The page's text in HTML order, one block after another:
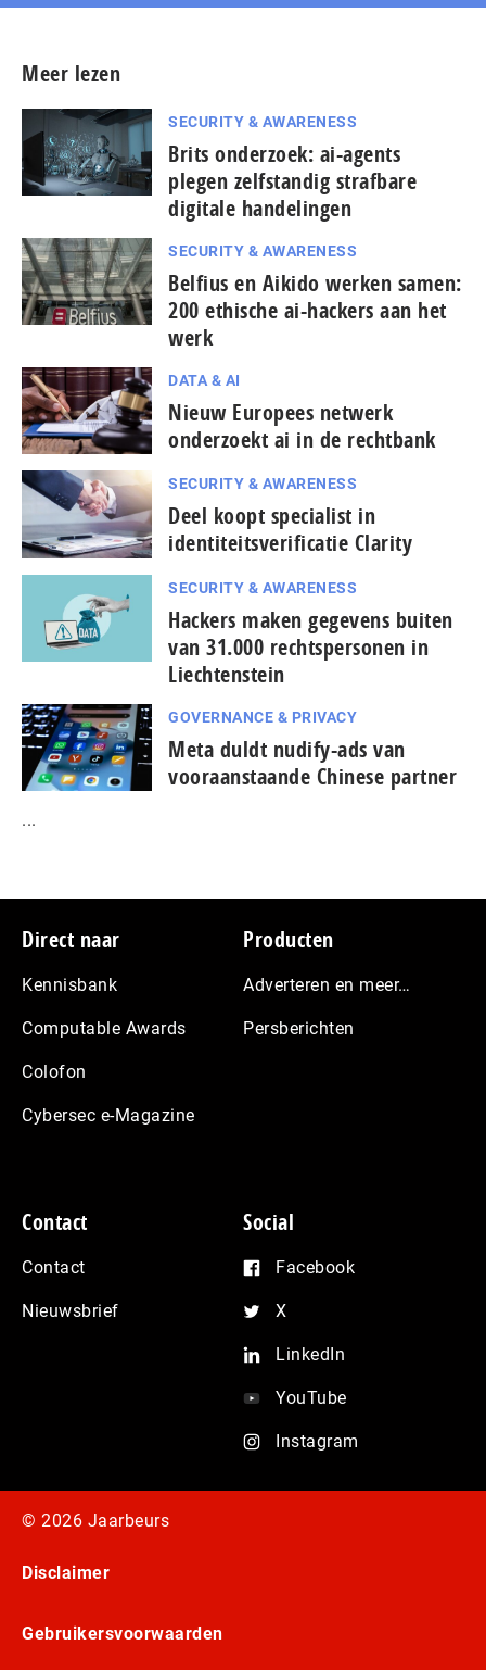
Meer lezen
SECURITY & AWARENESS
Brits onderzoek: ai-agents
plegen zelfstandig strafbare
digitale handelingen
SECURITY & AWARENESS
Belfius en Aikido werken samen:
200 ethische ai-hackers aan het
werk
DATA & AI
Nieuw Europees netwerk
onderzoekt ai in de rechtbank
SECURITY & AWARENESS
Deel koopt specialist in
identiteitsverificatie Clarity
SECURITY & AWARENESS
Hackers maken gegevens buiten
van 31.000 rechtspersonen in
Liechtenstein
GOVERNANCE & PRIVACY
Meta duldt nudify-ads van
vooraanstaande Chinese partner
...
Footer
Direct naar
Kennisbank
Computable Awards
Colofon
Cybersec e-Magazine
Producten
Adverteren en meer…
Persberichten
Contact
Contact
Nieuwsbrief
Social
Facebook
X
LinkedIn
YouTube
Instagram
© 2026 Jaarbeurs
Disclaimer
Gebruikersvoorwaarden